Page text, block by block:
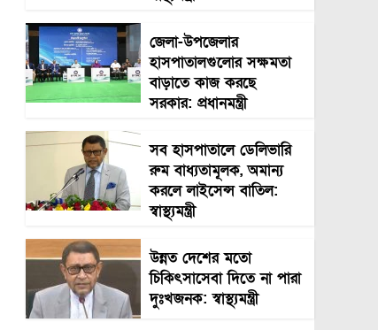
জেলা-উপজেলার
হাসপাতালগুলোর সক্ষমতা
বাড়াতে কাজ করছে
সরকার: প্রধানমন্ত্রী
সব হাসপাতালে ডেলিভারি
রুম বাধ্যতামূলক, অমান্য
করলে লাইসেন্স বাতিল:
স্বাস্থ্যমন্ত্রী
উন্নত দেশের মতো
চিকিৎসাসেবা দিতে না পারা
দুঃখজনক: স্বাস্থ্যমন্ত্রী